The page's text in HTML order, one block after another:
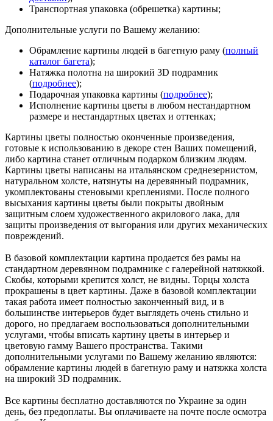
Транспортная упаковка (обрешетка) картины;
Дополнительные услуги по Вашему желанию:
Обрамление картины людей в багетную раму (полный
каталог багета);
Натяжка полотна на широкий 3D подрамник
(подробнее);
Подарочная упаковка картины (подробнее);
Исполнение картины цветы в любом нестандартном
размере и нестандартных цветах и оттенках;
Картины цветы полностью оконченные произведения,
готовые к использованию в декоре стен Ваших помещений,
либо картина станет отличным подарком близким людям.
Картины цветы написаны на итальянском среднезернистом,
натуральном холсте, натянуты на деревянный подрамник,
укомплектованы стеновыми креплениями. После полного
высыхания картины цветы были покрыты двойным
защитным слоем художественного акрилового лака, для
защиты произведения от выгорания или других механических
повреждений.
В базовой комплектации картина продается без рамы на
стандартном деревянном подрамнике с галерейной натяжкой.
Скобы, которыми крепится холст, не видны. Торцы холста
прокрашены в цвет картины. Даже в базовой комплектации
такая работа имеет полностью законченный вид, и в
большинстве интерьеров будет выглядеть очень стильно и
дорого, но предлагаем воспользоваться дополнительными
услугами, чтобы вписать картину цветы в интерьер и
цветовую гамму Вашего пространства. Такими
дополнительными услугами по Вашему желанию являются:
обрамление картины людей в багетную раму и натяжка холста
на широкий 3D подрамник.
Все картины бесплатно доставляются по Украине за один
день, без предоплаты. Вы оплачиваете на почте после осмотра